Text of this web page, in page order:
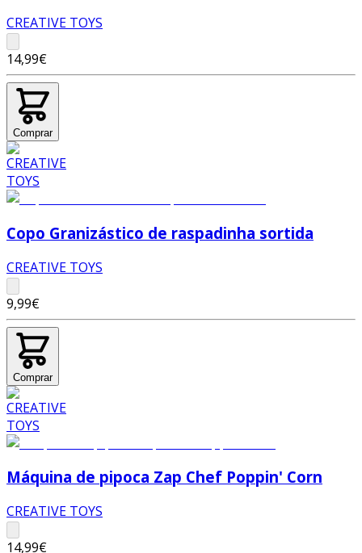
CREATIVE TOYS
14,99€
Comprar
Copo Granizástico de raspadinha sortida
CREATIVE TOYS
9,99€
Comprar
Máquina de pipoca Zap Chef Poppin' Corn
CREATIVE TOYS
14,99€